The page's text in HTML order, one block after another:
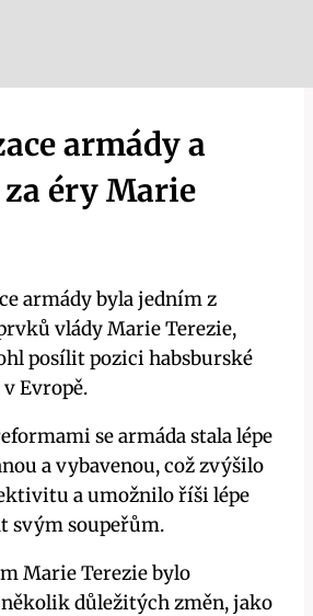
armády a
éry Marie
armády byla jedním z
vlády Marie Terezie,
posílit pozici habsburské
Evropě.
se armáda stala lépe
a vybavenou, což zvýšilo
a umožnilo říši lépe
svým soupeřům.
Marie Terezie bylo
důležitých změn, jako